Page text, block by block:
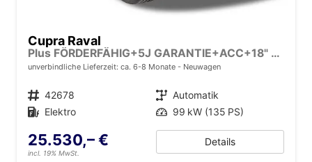
Cupra Raval
Plus FÖRDERFÄHIG+5J GARANTIE+ACC+18" ALU+LED+PDC+KLIMA
unverbindliche Lieferzeit: ca. 6-8 Monate Neuwagen
Fahrzeugnr. 42678 Getriebe Automatik
Kraftstoff Elektro Leistung 99 kW (135 PS)
25.530,– €
incl. 19% MwSt.
Details